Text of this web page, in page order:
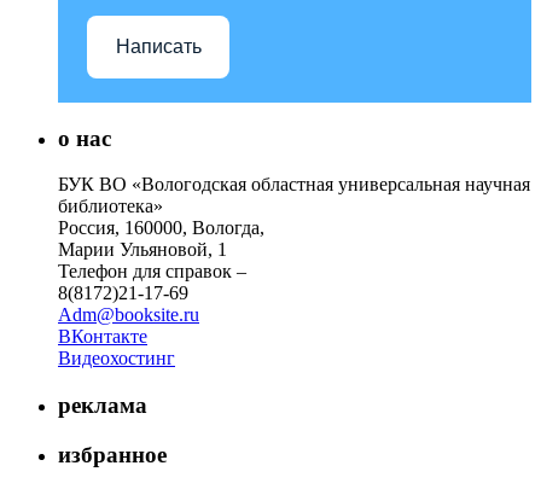
Написать
о нас
БУК ВО «Вологодская областная универсальная научная
библиотека»
Россия, 160000, Вологда,
Марии Ульяновой, 1
Телефон для справок –
8(8172)21-17-69
Adm@booksite.ru
ВКонтакте
Видеохостинг
реклама
избранное